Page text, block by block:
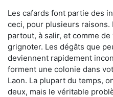
Les cafards font partie des
ceci, pour plusieurs raisons.
partout, à salir, et comme
grignoter. Les dégâts que
deviennent rapidement
forment une colonie dans
Laon. La plupart du temps,
deux, mais le véritable